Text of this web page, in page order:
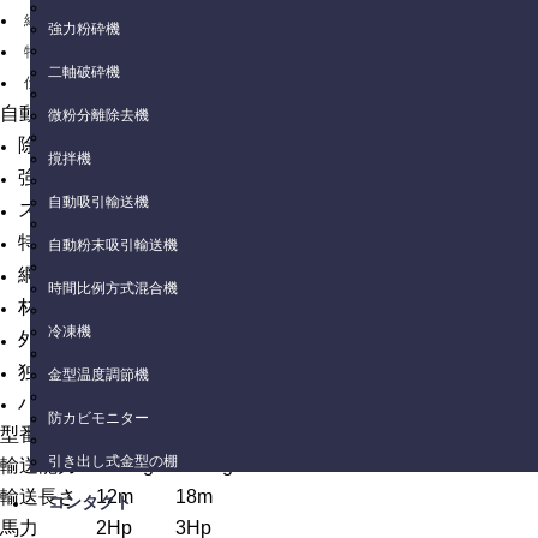
強力粉砕機
二軸破砕機
微粉分離除去機
撹拌機
自動吸引輸送機
自動粉末吸引輸送機
時間比例方式混合機
冷凍機
金型温度調節機
防カビモニター
引き出し式金型の棚
コンタクト
紹介
特徴
仕様表
自動吸引装置は、主にゴム粒をプラスチック機械の材料タン
除粉式吸引装置を開発しました。
強い吸力で效果は良いです。
ステンレス鋼一体式構造の大い材料タンク。
特殊な大型集塵タンクは、貯まる容量を増加し、室外まで
網は逆転できます。
材料不足警告裝置。
外注商品
独自開発商品で自社販売可能です
バイヤーの商標に変更できます（ODM）
型番
輸送能力
550 kg/hr750 kg/hr
輸送長さ
12m
18m
馬力
2Hp 3Hp